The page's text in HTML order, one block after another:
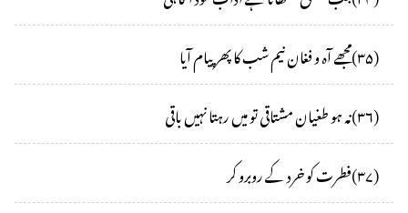
(۳۵)مجھے آہ و فغان نیم شب کا پھر پیام آیا
(۳۶)نہ ہو طغیان مشتاقی تو میں رہتا نہیں باقی
(۳۷)فطرت کو خرد کے روبرو کر